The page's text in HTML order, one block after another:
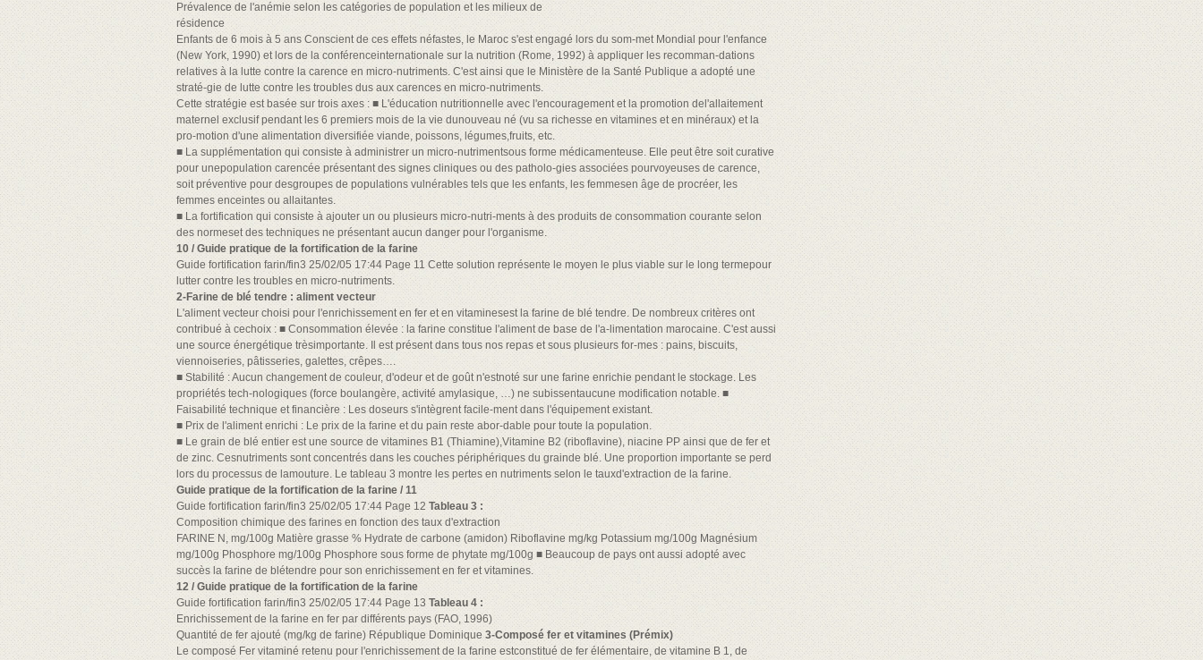
Prévalence de l'anémie selon les catégories de population et les milieux de
résidence
Enfants de 6 mois à 5 ans Conscient de ces effets néfastes, le Maroc s'est engagé lors du som-met Mondial pour l'enfance
(New York, 1990) et lors de la conférenceinternationale sur la nutrition (Rome, 1992) à appliquer les recomman-dations
relatives à la lutte contre la carence en micro-nutriments. C'est ainsi que le Ministère de la Santé Publique a adopté une
straté-gie de lutte contre les troubles dus aux carences en micro-nutriments.
Cette stratégie est basée sur trois axes : ■ L'éducation nutritionnelle avec l'encouragement et la promotion del'allaitement
maternel exclusif pendant les 6 premiers mois de la vie dunouveau né (vu sa richesse en vitamines et en minéraux) et la
pro-motion d'une alimentation diversifiée viande, poissons, légumes,fruits, etc.
■ La supplémentation qui consiste à administrer un micro-nutrimentsous forme médicamenteuse. Elle peut être soit curative
pour unepopulation carencée présentant des signes cliniques ou des patholo-gies associées pourvoyeuses de carence,
soit préventive pour desgroupes de populations vulnérables tels que les enfants, les femmesen âge de procréer, les
femmes enceintes ou allaitantes.
■ La fortification qui consiste à ajouter un ou plusieurs micro-nutri-ments à des produits de consommation courante selon
des normeset des techniques ne présentant aucun danger pour l'organisme.
10 / Guide pratique de la fortification de la farine
Guide fortification farin/fin3 25/02/05 17:44 Page 11 Cette solution représente le moyen le plus viable sur le long termepour
lutter contre les troubles en micro-nutriments.
2-Farine de blé tendre : aliment vecteur
L'aliment vecteur choisi pour l'enrichissement en fer et en vitaminesest la farine de blé tendre. De nombreux critères ont
contribué à cechoix : ■ Consommation élevée : la farine constitue l'aliment de base de l'a-limentation marocaine. C'est aussi
une source énergétique trèsimportante. Il est présent dans tous nos repas et sous plusieurs for-mes : pains, biscuits,
viennoiseries, pâtisseries, galettes, crêpes….
■ Stabilité : Aucun changement de couleur, d'odeur et de goût n'estnoté sur une farine enrichie pendant le stockage. Les
propriétés tech-nologiques (force boulangère, activité amylasique, …) ne subissentaucune modification notable. ■
Faisabilité technique et financière : Les doseurs s'intègrent facile-ment dans l'équipement existant.
■ Prix de l'aliment enrichi : Le prix de la farine et du pain reste abor-dable pour toute la population.
■ Le grain de blé entier est une source de vitamines B1 (Thiamine),Vitamine B2 (riboflavine), niacine PP ainsi que de fer et
de zinc. Cesnutriments sont concentrés dans les couches périphériques du grainde blé. Une proportion importante se perd
lors du processus de lamouture. Le tableau 3 montre les pertes en nutriments selon le tauxd'extraction de la farine.
Guide pratique de la fortification de la farine / 11
Guide fortification farin/fin3 25/02/05 17:44 Page 12 Tableau 3 :
Composition chimique des farines en fonction des taux d'extraction
FARINE N, mg/100g Matière grasse % Hydrate de carbone (amidon) Riboflavine mg/kg Potassium mg/100g Magnésium
mg/100g Phosphore mg/100g Phosphore sous forme de phytate mg/100g ■ Beaucoup de pays ont aussi adopté avec
succès la farine de blétendre pour son enrichissement en fer et vitamines.
12 / Guide pratique de la fortification de la farine
Guide fortification farin/fin3 25/02/05 17:44 Page 13 Tableau 4 :
Enrichissement de la farine en fer par différents pays (FAO, 1996)
Quantité de fer ajouté (mg/kg de farine) République Dominique 3-Composé fer et vitamines (Prémix)
Le composé Fer vitaminé retenu pour l'enrichissement de la farine estconstitué de fer élémentaire, de vitamine B 1, de